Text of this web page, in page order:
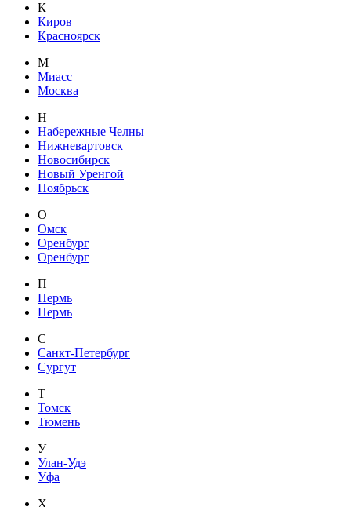
К
Киров
Красноярск
М
Миасс
Москва
Н
Набережные Челны
Нижневартовск
Новосибирск
Новый Уренгой
Ноябрьск
О
Омск
Оренбург
Оренбург
П
Пермь
Пермь
С
Санкт-Петербург
Сургут
Т
Томск
Тюмень
У
Улан-Удэ
Уфа
Х